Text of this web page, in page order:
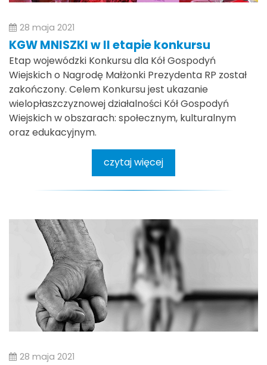
28 maja 2021
KGW MNISZKI w II etapie konkursu
Etap wojewódzki Konkursu dla Kół Gospodyń
Wiejskich o Nagrodę Małżonki Prezydenta RP został
zakończony. Celem Konkursu jest ukazanie
wielopłaszczyznowej działalności Kół Gospodyń
Wiejskich w obszarach: społecznym, kulturalnym
oraz edukacyjnym.
czytaj więcej
28 maja 2021